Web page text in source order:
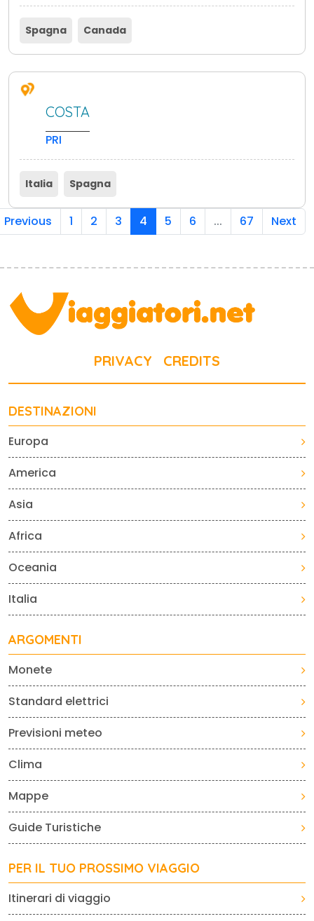
Spagna Canada
COSTA
PRI
Italia Spagna
Previous 1 2 3 4 5 6 ... 67 Next
PRIVACY CREDITS
DESTINAZIONI
Europa
America
Asia
Africa
Oceania
Italia
ARGOMENTI
Monete
Standard elettrici
Previsioni meteo
Clima
Mappe
Guide Turistiche
PER IL TUO PROSSIMO VIAGGIO
Itinerari di viaggio